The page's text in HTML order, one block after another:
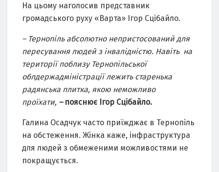
На цьому наголосив представник
громадського руху «Варта» Ігор Сцібайло.
– Тернопіль абсолютно непристосований для
пересування людей з інвалідністю. Навіть на
території поблизу Тернопільської
облдержадміністрації лежить старенька
радянська плитка, якою неможливо
проїхати, –пояснює Ігор Сцібайло.
Галина Осадчук часто приїжджає в Тернопіль
на обстеження. Жінка каже, інфраструктура
для людей з обмеженими можливостями не
покращується.